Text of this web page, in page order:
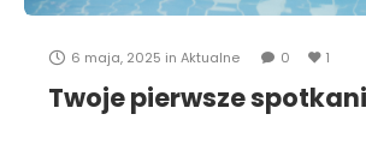
6 maja, 2025 in Aktualne 0 1
Twoje pierwsze